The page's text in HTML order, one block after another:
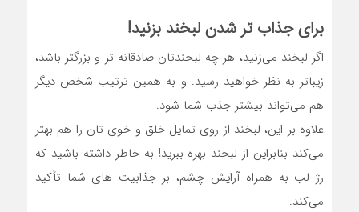
برای جذاب تر شدن لبخند بزنید!
اگر لبخند می‌زنید، هر چه لبخندتان صادقانه تر و بزرگتر باشد،
زیباتر به نظر خواهید رسید. و به همین ترتیب شخص دیگر
هم می‌تواند بیشتر جذب شما شود.
علاوه بر این، لبخند از روی تمایل خلق و خوی تان را هم بهتر
می‌کند بنابراین از لبخند بهره ببرید! به خاطر داشته باشید که
رژ لب به همراه آرایش چشم، بر جذابیت های شما تأکید
می‌کند.